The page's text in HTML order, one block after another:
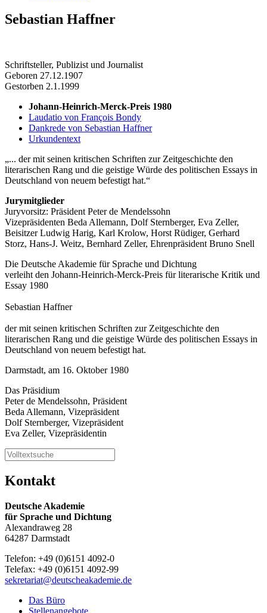
Sebastian Haffner
Schriftsteller, Publizist und Journalist
Geboren 27.12.1907
Gestorben 2.1.1999
Johann-Heinrich-Merck-Preis 1980
Laudatio von François Bondy
Dankrede von Sebastian Haffner
Urkundentext
... der mit seinen kritischen Schriften zur Zeitgeschichte den
literarischen Rang und die geistige Würde des politischen Essays in
Deutschland von neuem befestigt hat.
Jurymitglieder
Juryvorsitz: Präsident Peter de Mendelssohn
Vizepräsidenten Beda Allemann, Dolf Sternberger, Eva Zeller,
Beisitzer Ludwig Harig, Karl Krolow, Horst Rüdiger, Gerhard
Storz, Hans-J. Weitz, Bernhard Zeller, Ehrenpräsident Bruno Snell
Die Deutsche Akademie für Sprache und Dichtung
verleiht den Johann-Heinrich-Merck-Preis für literarische Kritik und
Essay 1980
Sebastian Haffner
der mit seinen kritischen Schriften zur Zeitgeschichte den
literarischen Rang und die geistige Würde des politischen Essays in
Deutschland von neuem befestigt hat.
Darmstadt, am 16. Oktober 1980
Das Präsidium
Peter de Mendelssohn, Präsident
Beda Allemann, Vizepräsident
Dolf Sternberger, Vizepräsident
Eva Zeller, Vizepräsidentin
Kontakt
Deutsche Akademie
für Sprache und Dichtung
Alexandraweg 28
64287 Darmstadt
Telefon: +49 (0)6151 4092-0
Telefax: +49 (0)6151 4092-99
sekretariat@deutscheakademie.de
Das Büro
Stellenangebote